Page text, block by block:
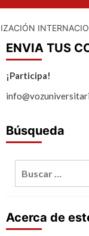
ENVIA TUS
¡Participa!
Búsqueda
Acerca de